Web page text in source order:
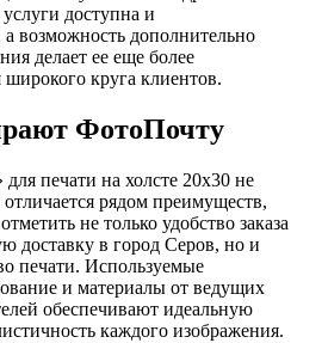
доступна и
а возможность дополнительно
делает ее еще более
круга клиентов.
ФотоПочту
печати на холсте 20х30 не
рядом преимуществ,
не только удобство заказа
доставку в город Серов, но и
печати. Используемые
и материалы от ведущих
обеспечивают идеальную
каждого изображения.